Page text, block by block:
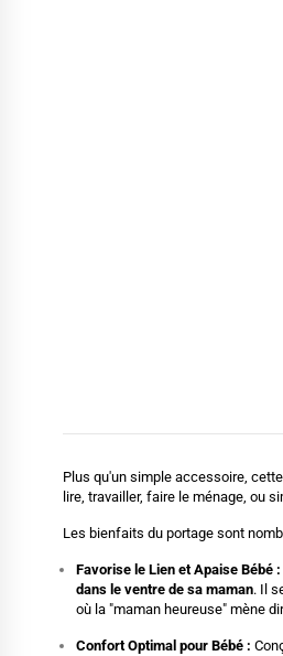
Plus qu'un simple accessoire,
lire, travailler, faire le ménage, ou
Les bienfaits du portage sont
Favorise le Lien et Apaise Bébé :
dans le ventre de sa maman. Il
où la "maman heureuse" mène
Confort Optimal pour Bébé :